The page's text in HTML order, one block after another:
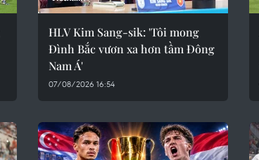
HLV Kim Sang-sik: 'Tôi mong
Đình Bắc vươn xa hơn tầm Đông
Nam Á'
07/08/2026 16:54